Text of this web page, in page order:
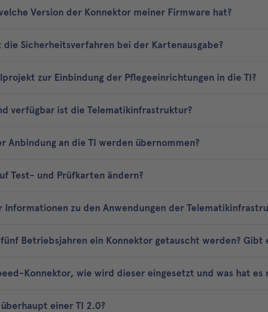
Version der Konnektor meiner Firmware hat?
Sicherheitsverfahren bei der Kartenausgabe?
zur Einbindung der Pflegeeinrichtungen in die TI?
verfügbar ist die Telematikinfrastruktur?
Anbindung an die TI werden übernommen?
Test- und Prüfkarten ändern?
Informationen zu den Anwendungen der
Betriebsjahren ein Konnektor getauscht werden? Gibt
Konnektor, wie wird dieser eingesetzt und was hat es
einer TI 2.0?